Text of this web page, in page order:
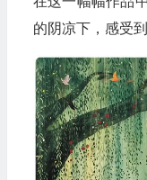
的阴凉下，感受